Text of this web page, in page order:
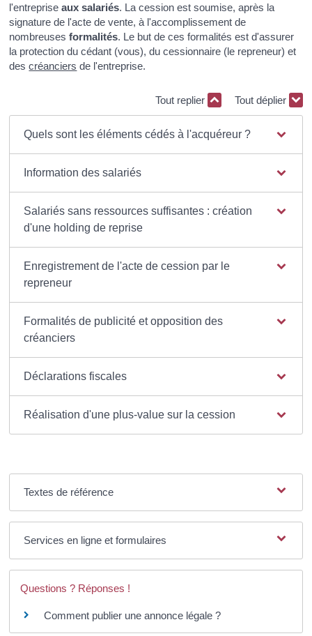
l'entrepriseaux salariés. La cession est soumise, après la
signature de l'acte de vente, à l'accomplissement de
nombreusesformalités. Le but de ces formalités est d'assurer
la protection du cédant (vous), du cessionnaire (le repreneur) et
descréanciers de l'entreprise.
Tout replier Tout déplier
Quels sont les éléments cédés à l'acquéreur ?
Information des salariés
Salariés sans ressources suffisantes : création
d'une holding de reprise
Enregistrement de l'acte de cession par le
repreneur
Formalités de publicité et opposition des
créanciers
Déclarations fiscales
Réalisation d'une plus-value sur la cession
Textes de référence
Services en ligne et formulaires
Questions ? Réponses !
Comment publier une annonce légale ?